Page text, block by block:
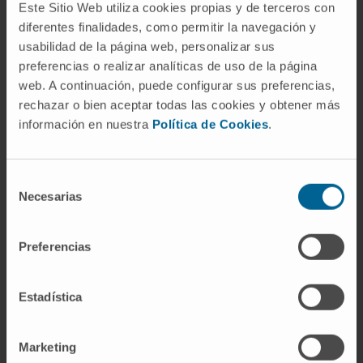
Este Sitio Web utiliza cookies propias y de terceros con
diferentes finalidades, como permitir la navegación y
usabilidad de la página web, personalizar sus
preferencias o realizar analíticas de uso de la página
web. A continuación, puede configurar sus preferencias,
rechazar o bien aceptar todas las cookies y obtener más
información en nuestra Política de Cookies.
Necesarias
Preferencias
Estadística
Marketing
Estados Unidos.Problemas de las
articulaciones. MedlinePlus en español.
Manual MSD, versión para profesionales.
Evaluación geriátrica completa. Geriatría.
Real Academia Española.Anquilosis.
Diccionario de la lengua española
diccionario
asociados a la acampsia, puede consultar
médico:
articulación por fusión ósea, fibrosis o